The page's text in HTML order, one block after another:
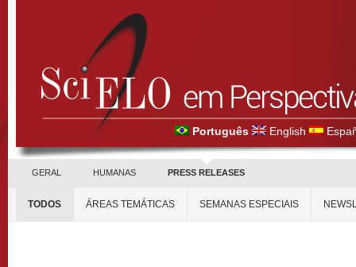
Português English
GERAL HUMANAS PRESS RELEASES
TODOS ÁREAS TEMÁTICAS SEMANAS ESPECIAIS